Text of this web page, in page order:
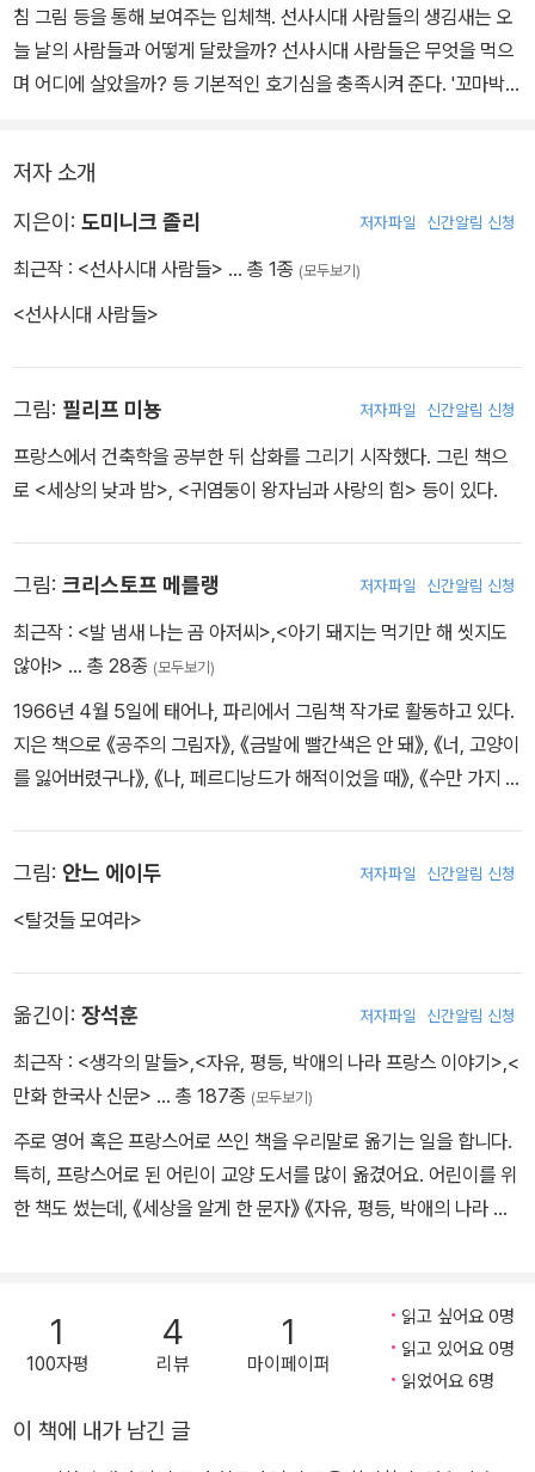
침 그림 등을 통해 보여주는 입체책. 선사시대 사람들의 생김새는 오
늘 날의 사람들과 어떻게 달랐을까? 선사시대 사람들은 무엇을 먹으
며 어디에 살았을까? 등 기본적인 호기심을 충족시켜 준다. '꼬마박사
저자 소개
지은이: 도미니크 졸리 저자파일 신간알림 신청
최근작 : <선사시대 사람들> … 총 1종 (모두보기)
<선사시대 사람들>
그림: 필리프 미뇽 저자파일 신간알림 신청
프랑스에서 건축학을 공부한 뒤 삽화를 그리기 시작했다. 그린 책으
로 <세상의 낮과 밤>, <귀염둥이 왕자님과 사랑의 힘> 등이 있다.
그림: 크리스토프 메를랭 저자파일 신간알림 신청
최근작 : <발 냄새 나는 곰 아저씨>,<아기 돼지는 먹기만 해 씻지도
않아!> … 총 28종 (모두보기)
1966년 4월 5일에 태어나, 파리에서 그림책 작가로 활동하고 있다.
지은 책으로 《공주의 그림자》, 《금발에 빨간색은 안 돼》, 《너, 고양이
를 잃어버렸구나》, 《나, 페르디낭드가 해적이었을 때》, 《수만 가지 질
그림: 안느 에이두 저자파일 신간알림 신청
<탈것들 모여라>
옮긴이: 장석훈 저자파일 신간알림 신청
최근작 : <생각의 말들>,<자유, 평등, 박애의 나라 프랑스 이야기>,<
만화 한국사 신문> … 총 187종 (모두보기)
주로 영어 혹은 프랑스어로 쓰인 책을 우리말로 옮기는 일을 합니다.
특히, 프랑스어로 된 어린이 교양 도서를 많이 옮겼어요. 어린이를 위
한 책도 썼는데, 《세상을 알게 한 문자》 《자유, 평등, 박애의 나라 프
1
100자평
4
리뷰
1
마이페이퍼
읽고 싶어요 0명
읽고 있어요 0명
읽었어요 6명
이 책에 내가 남긴 글